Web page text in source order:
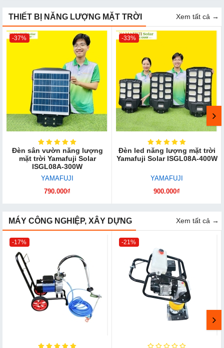
THIẾT BỊ NĂNG LƯỢNG MẶT TRỜI Xem tất cả →
-37%
Đèn sân vườn năng lượng
mặt trời Yamafuji Solar
ISGL08A-300W
YAMAFUJI
790.000₫
-33%
Đèn led năng lượng mặt trời
Yamafuji Solar ISGL08A-400W
YAMAFUJI
900.000₫
MÁY CÔNG NGHIỆP, XÂY DỰNG Xem tất cả →
-17% -21%